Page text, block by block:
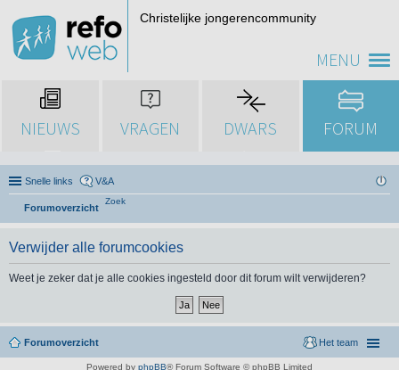
MENU
Christelijke jongerencommunity
NIEUWS VRAGEN DWARS FORUM
Snelle links V&A
Forumoverzicht
Zoek
Verwijder alle forumcookies
Weet je zeker dat je alle cookies ingesteld door dit forum wilt verwijderen?
Forumoverzicht Het team
Powered by phpBB® Forum Software © phpBB Limited